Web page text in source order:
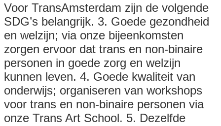
Voor TransAmsterdam zijn de volgende
SDG’s belangrijk. 3. Goede gezondheid
en welzijn; via onze bijeenkomsten
zorgen ervoor dat trans en non-binaire
personen in goede zorg en welzijn
kunnen leven. 4. Goede kwaliteit van
onderwijs; organiseren van workshops
voor trans en non-binaire personen via
onze Trans Art School. 5. Dezelfde